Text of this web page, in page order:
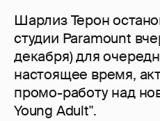
Шарлиз Терон
студии Paramount
декабря) для
настоящее время,
промо-работу над
Young Adult".